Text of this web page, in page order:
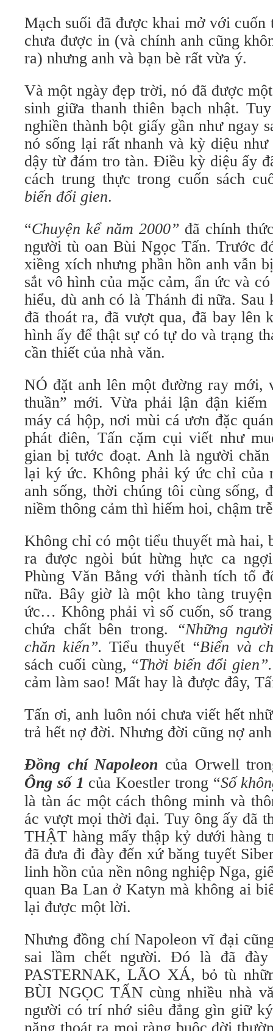
Mạch suối đã được khai mở với cuốn
chưa được in (và chính anh cũng
ra) nhưng anh và bạn bè rất vừa ý.
Và một ngày đẹp trời, nó đã được
sinh giữa thanh thiên bạch nhật.
nghiền thành bột giấy gần như ngay
nó sống lại rất nhanh và kỳ diệu
dậy từ đám tro tàn. Điều kỳ diệu ấy
cách trung thực trong cuốn sách
biến đổi gien.
“Chuyện kể năm 2000” đã chính
người tù oan Bùi Ngọc Tấn. Trước
xiềng xích nhưng phần hồn anh vẫn
sắt vô hình của mặc cảm, ẩn ức và
hiểu, dù anh có là Thánh đi nữa.
đã thoát ra, đã vượt qua, đã bay lên
hình ấy để thật sự có tự do và trạng
cần thiết của nhà văn.
NÓ đặt anh lên một đường ray mới,
thuần” mới. Vừa phải lận đận
máy cá hộp, nơi mùi cá ươn đặc
phát điên, Tấn cặm cụi viết như
gian bị tước đoạt. Anh là người
lại ký ức. Không phải ký ức chỉ của
anh sống, thời chúng tôi cùng sống,
niềm thông cảm thì hiếm hoi, chậm
Không chỉ có một tiểu thuyết mà hai,
ra được ngòi bút hừng hực ca
Phùng Văn Bằng với thành tích tổ
nữa. Bây giờ là một kho tàng
ức… Không phải vì số cuốn, số
chứa chất bên trong.
“Những
chăn kiến”. Tiểu thuyết “Biển và
sách cuối cùng, “Thời biến đổi
cảm làm sao! Mất hay là được đây,
Tấn ơi, anh luôn nói chưa viết hết
trả hết nợ đời. Nhưng đời cũng nợ
Đồng chí Napoleon của Orwell
Ông số 1 của Koestler trong “Số
là tàn ác một cách thông minh và
ác vượt mọi thời đại. Tuy ông ấy đã
THẬT hàng mấy thập kỷ dưới hàng
đã đưa đi đày đến xứ băng tuyết
linh hồn của nền nông nghiệp Nga,
quan Ba Lan ở Katyn mà không ai
lại được một lời.
Nhưng đồng chí Napoleon vĩ đại
sai lầm chết người. Đó là đã đày
PASTERNAK, LÃO XÁ, bỏ tù
BÙI NGỌC TẤN cùng nhiều nhà
người có trí nhớ siêu đẳng gìn giữ